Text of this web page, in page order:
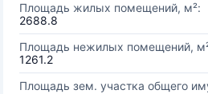
Площадь жилых помещений, м²:
2688.8
Площадь нежилых помещений,
1261.2
Площадь зем. участка общего